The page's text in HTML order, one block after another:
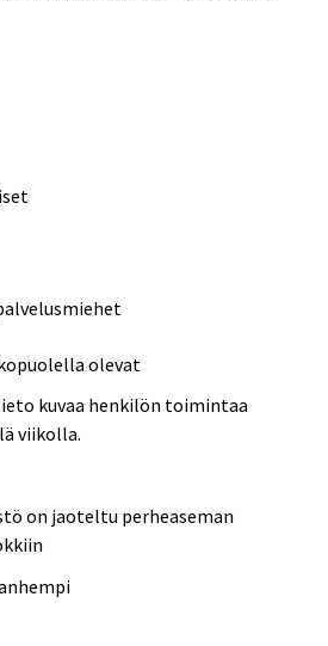
olevat
kuvaa henkilön toimintaa
viikolla.
on jaoteltu perheaseman